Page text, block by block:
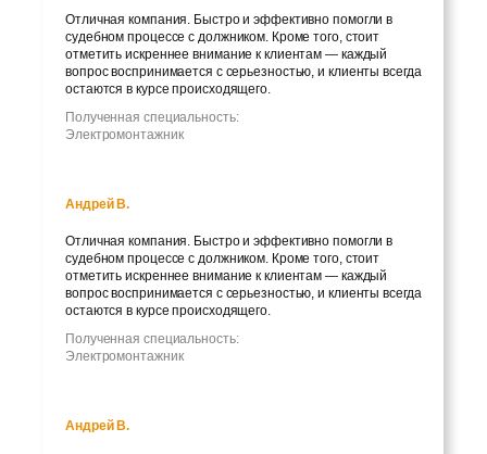
Отличная компания. Быстро и эффективно помогли в
судебном процессе с должником. Кроме того, стоит
отметить искреннее внимание к клиентам — каждый
вопрос воспринимается с серьезностью, и клиенты всегда
остаются в курсе происходящего.
Полученная специальность:
Электромонтажник
Андрей В.
Отличная компания. Быстро и эффективно помогли в
судебном процессе с должником. Кроме того, стоит
отметить искреннее внимание к клиентам — каждый
вопрос воспринимается с серьезностью, и клиенты всегда
остаются в курсе происходящего.
Полученная специальность:
Электромонтажник
Андрей В.